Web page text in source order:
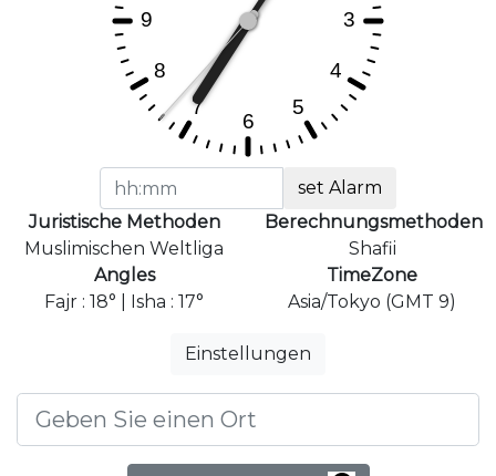
set Alarm
Juristische Methoden
Muslimischen Weltliga
Berechnungsmethoden
Shafii
Angles
Fajr : 18° | Isha : 17°
TimeZone
Asia/Tokyo (GMT 9)
Einstellungen